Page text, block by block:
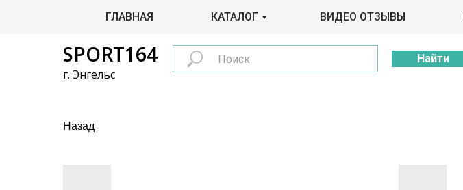
SPORT164 Найти
г. Энгельс
Назад
ГЛАВНАЯ КАТАЛОГ ВИДЕО ОТЗЫВЫ